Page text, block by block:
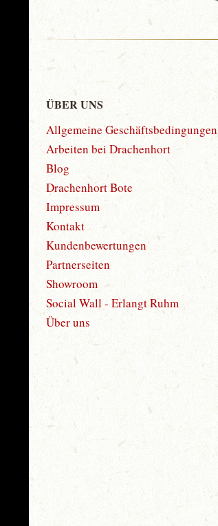
ÜBER UNS
Allgemeine Geschäftsbedingungen
Arbeiten bei Drachenhort
Blog
Drachenhort Bote
Impressum
Kontakt
Kundenbewertungen
Partnerseiten
Showroom
Social Wall - Erlangt Ruhm
Über uns